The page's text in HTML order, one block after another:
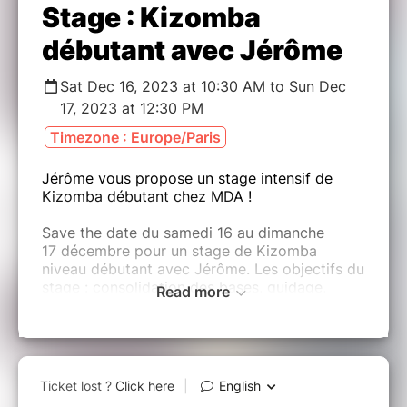
Stage : Kizomba
débutant avec Jérôme
Sat Dec 16, 2023 at 10:30 AM to Sun Dec
17, 2023 at 12:30 PM
Timezone : Europe/Paris
Jérôme vous propose un stage intensif de
Kizomba débutant chez MDA !
Save the date du samedi 16 au dimanche
17 décembre pour un stage de Kizomba
niveau débutant avec Jérôme. Les objectifs du
stage : consolidation des bases, guidage,
Horaires :
- Samedi 16/12 : 10h30 - 12h30
- Dimanche 17/12 : 10h30 - 12h30
Read more